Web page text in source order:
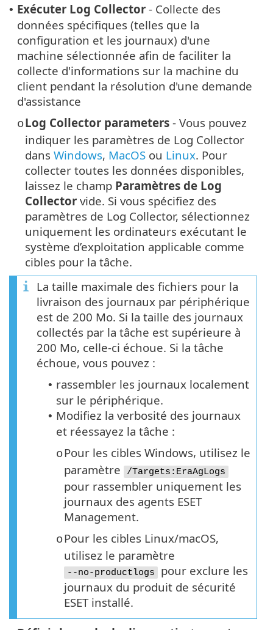
• Exécuter Log Collector - Collecte des
données spécifiques (telles que la
configuration et les journaux) d'une
machine sélectionnée afin de faciliter la
collecte d'informations sur la machine du
client pendant la résolution d'une demande
d'assistance
oLog Collector parameters - Vous pouvez
indiquer les paramètres de Log Collector
dans Windows, MacOS ou Linux. Pour
collecter toutes les données disponibles,
laissez le champ Paramètres de Log
Collector vide. Si vous spécifiez des
paramètres de Log Collector, sélectionnez
uniquement les ordinateurs exécutant le
système d’exploitation applicable comme
cibles pour la tâche.
La taille maximale des fichiers pour la
livraison des journaux par périphérique
est de 200 Mo. Si la taille des journaux
collectés par la tâche est supérieure à
200 Mo, celle-ci échoue. Si la tâche
échoue, vous pouvez :
• rassembler les journaux localement
sur le périphérique.
• Modifiez la verbosité des journaux
et réessayez la tâche :
oPour les cibles Windows, utilisez le
paramètre
/Targets:EraAgLogs
pour rassembler uniquement les
journaux des agents ESET
Management.
oPour les cibles Linux/macOS,
utilisez le paramètre
--no-productlogs
pour exclure les
journaux du produit de sécurité
ESET installé.